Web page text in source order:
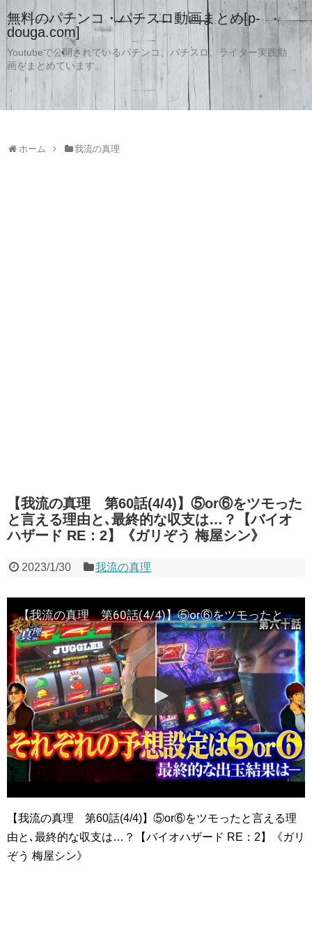
無料のパチンコ・パチスロ動画まとめ[p-
douga.com]
Youtubeで公開されているパチンコ、パチスロ、ライター実践動
画をまとめています。
ホーム 我流の真理
【我流の真理 第60話(4/4)】⑤or⑥をツモった
と言える理由と､最終的な収支は…？【バイオ
ハザード RE：2】《ガリぞう 梅屋シン》
2023/1/30 我流の真理
【我流の真理 第60話(4/4)】⑤or⑥をツモったと言える理由と､最終的な収支は…？【バイオハザード RE：2】《ガリぞう 梅屋シン》[ジャンバリ.TV][パチンコ][パチスロ][スロット]
【我流の真理 第60話(4/4)】⑤or⑥をツモったと言える理
由と､最終的な収支は…？【バイオハザード RE：2】《ガリ
ぞう 梅屋シン》